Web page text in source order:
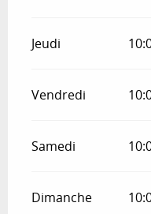
Jeudi
Vendredi
Samedi
Dimanche